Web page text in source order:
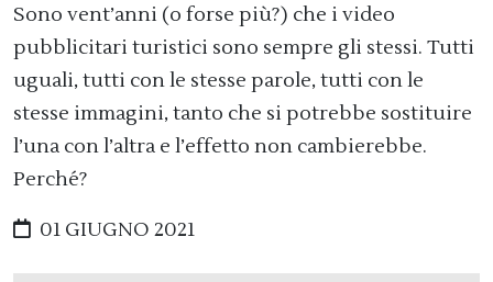
Sono vent’anni (o forse più?) che i video
pubblicitari turistici sono sempre gli stessi. Tutti
uguali, tutti con le stesse parole, tutti con le
stesse immagini, tanto che si potrebbe sostituire
l’una con l’altra e l’effetto non cambierebbe.
Perché?
01 GIUGNO 2021